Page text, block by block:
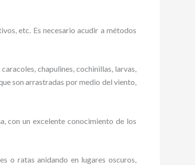
etc. Es necesario acudir a métodos
chapulines, cochinillas, larvas,
son arrastradas por medio del viento,
con un excelente conocimiento de los
o ratas anidando en lugares oscuros,